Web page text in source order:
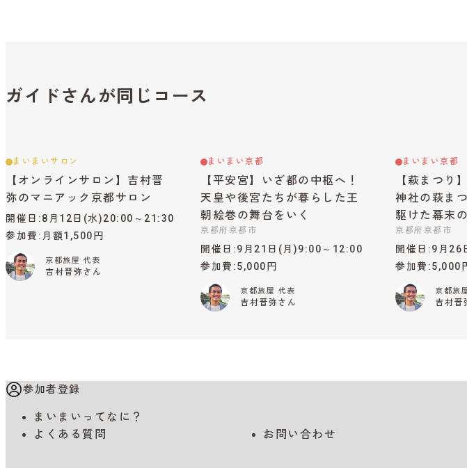
ガイドさんが同じコース
まいまいサロン
【オンラインサロン】吉村晋
弥のマニアック京都サロン
開催日
8月12日(水)20:00～21:30
参加費
月額1,500円
京都旅屋 代表
吉村晋弥さん
まいまい京都
【平安宮】いざ都の中枢へ！
天皇や後宮たちが暮らした王
朝絵巻の舞台をいく
京都府京都市
開催日
9月21日(月)9:00～12:00
参加費 5,000円
京都旅屋 代表
吉村晋弥さん
まいまい京都
【萩まつり
神社の萩ま
駆けた幕末
京都府京都市
開催日
9月26
参加費 5,000
京都旅
吉村晋
参加者登録
まいまいってなに？
よくある質問
お問い合わせ